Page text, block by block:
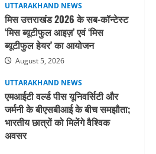
UTTARAKHAND NEWS
मिस उत्तराखंड 2026 के सब-कॉन्टेस्ट
‘मिस ब्यूटीफुल आइज़’ एवं ‘मिस
ब्यूटीफुल हेयर’ का आयोजन
August 5, 2026
UTTARAKHAND NEWS
एमआईटी वर्ल्ड पीस यूनिवर्सिटी और
जर्मनी के बीएसबीआई के बीच समझौता;
भारतीय छात्रों को मिलेंगे वैश्विक
अवसर